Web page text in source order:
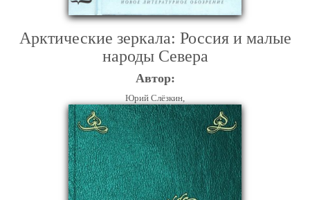
Арктические зеркала: Россия и малые
народы Севера
Автор:
Юрий Слёзкин,